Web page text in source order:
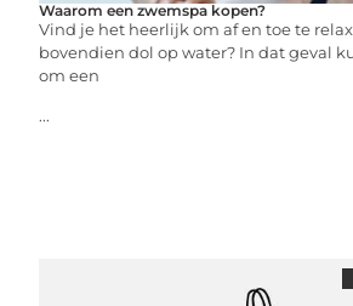
Waarom een zwemspa kopen?
Vind je het heerlijk om af en toe te
bovendien dol op water? In dat geval
om een
...